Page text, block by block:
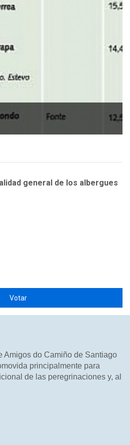
general de los albergues
Amigos do Camiño de Santiago
principalmente para
de las peregrinaciones y, al